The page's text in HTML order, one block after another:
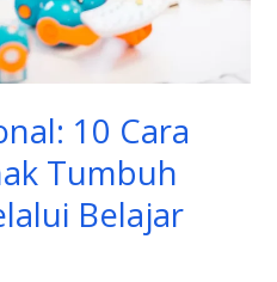
10 Cara
Tumbuh
Belajar